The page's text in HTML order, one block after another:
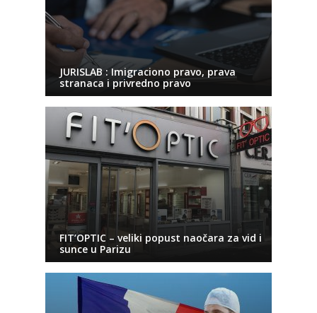
JURISLAB : Imigraciono pravo, prava
stranaca i privredno pravo
FIT’OPTIC – veliki popust naočara za vid i
sunce u Parizu